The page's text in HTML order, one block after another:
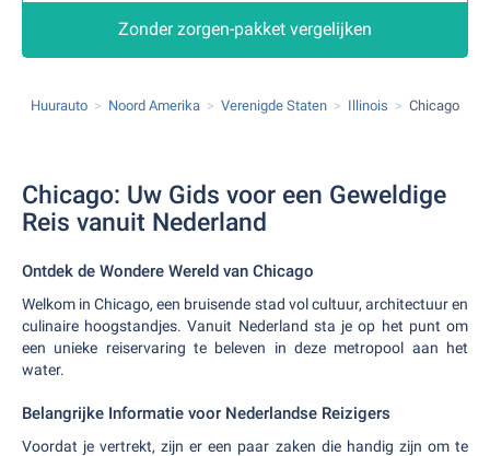
Zonder zorgen-pakket vergelijken
Huurauto Noord Amerika Verenigde Staten Illinois Chicago
Chicago: Uw Gids voor een Geweldige
Reis vanuit Nederland
Ontdek de Wondere Wereld van Chicago
Welkom in Chicago, een bruisende stad vol cultuur, architectuur en
culinaire hoogstandjes. Vanuit Nederland sta je op het punt om
een unieke reiservaring te beleven in deze metropool aan het
water.
Belangrijke Informatie voor Nederlandse Reizigers
Voordat je vertrekt, zijn er een paar zaken die handig zijn om te